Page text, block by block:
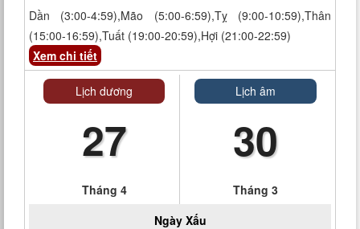
Dần (3:00-4:59),Mão (5:00-6:59),Tỵ (9:00-10:59),Thân
(15:00-16:59),Tuất (19:00-20:59),Hợi (21:00-22:59)
Xem chi tiết
Lịch dương
27
Tháng 4
Lịch âm
30
Tháng 3
Ngày Xấu